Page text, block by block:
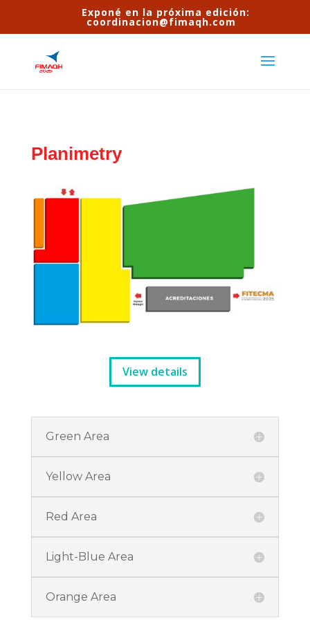
Exponé en la próxima edición:
coordinacion@fimaqh.com
Planimetry
View details
Green Area
Yellow Area
Red Area
Light-Blue Area
Orange Area